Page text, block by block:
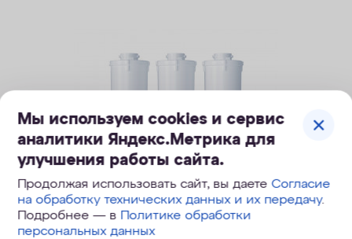
Мы используем cookies и сервис
аналитики Яндекс.Метрика для
улучшения работы сайта.
Продолжая использовать сайт, вы даетеСогласие
на обработку технических данных и их передачу.
Подробнее — в Политике обработки
персональных данных